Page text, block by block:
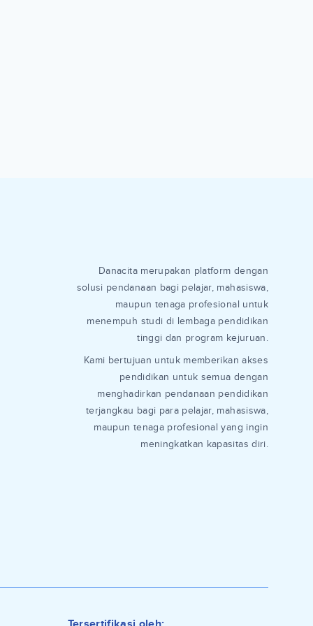
Danacita merupakan platform dengan
solusi pendanaan bagi pelajar, mahasiswa,
maupun tenaga profesional untuk
menempuh studi di lembaga pendidikan
tinggi dan program kejuruan.
Kami bertujuan untuk memberikan akses
pendidikan untuk semua dengan
menghadirkan pendanaan pendidikan
terjangkau bagi para pelajar, mahasiswa,
maupun tenaga profesional yang ingin
meningkatkan kapasitas diri.